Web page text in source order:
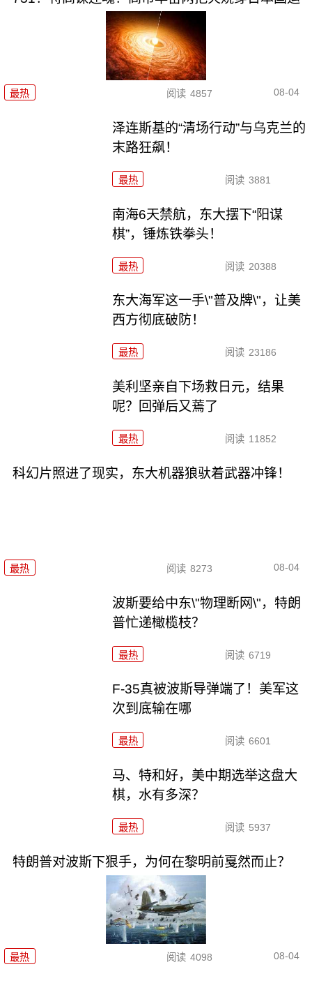
最热 阅读 4857 08-04
泽连斯基的“清场行动”与乌克兰的
末路狂飙！
最热 阅读 3881
南海6天禁航，东大摆下“阳谋
棋”，锤炼铁拳头！
最热 阅读 20388
东大海军这一手\"普及牌\"，让美
西方彻底破防！
最热 阅读 23186
美利坚亲自下场救日元，结果
呢？回弹后又蔫了
最热 阅读 11852
科幻片照进了现实，东大机器狼驮着武器冲锋！
最热 阅读 8273 08-04
波斯要给中东\"物理断网\"，特朗
普忙递橄榄枝？
最热 阅读 6719
F-35真被波斯导弹端了！美军这
次到底输在哪
最热 阅读 6601
马、特和好，美中期选举这盘大
棋，水有多深？
最热 阅读 5937
特朗普对波斯下狠手，为何在黎明前戛然而止？
最热 阅读 4098 08-04